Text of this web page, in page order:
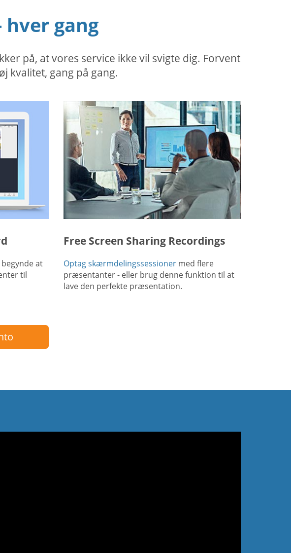
gang
på, at vores service ikke vil svigte dig. Forvent
kvalitet, gang på gang.
at
til
Free Screen Sharing Recordings
Optag skærmdelingssessioner med flere
præsentanter - eller brug denne funktion til at
lave den perfekte præsentation.